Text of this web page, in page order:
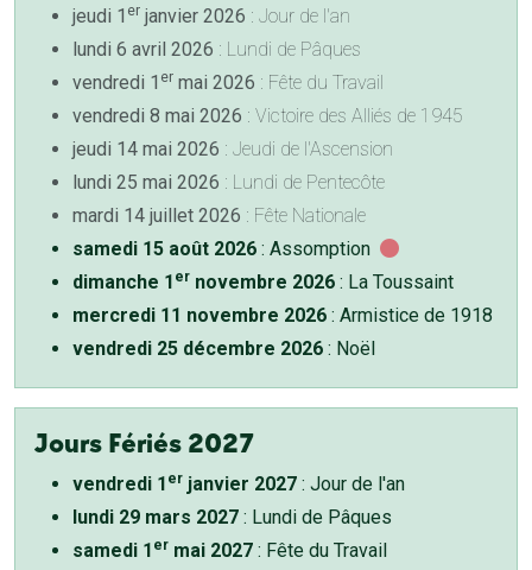
jeudi 1 er janvier 2026 : Jour de l'an
lundi 6 avril 2026 : Lundi de Pâques
vendredi 1 er mai 2026 : Fête du Travail
vendredi 8 mai 2026 : Victoire des Alliés de 1945
jeudi 14 mai 2026 : Jeudi de l'Ascension
lundi 25 mai 2026 : Lundi de Pentecôte
mardi 14 juillet 2026 : Fête Nationale
samedi 15 août 2026 : Assomption
dimanche 1 er novembre 2026 : La Toussaint
mercredi 11 novembre 2026 : Armistice de 1918
vendredi 25 décembre 2026 : Noël
Jours Fériés 2027
vendredi 1 er janvier 2027 : Jour de l'an
lundi 29 mars 2027 : Lundi de Pâques
samedi 1 er mai 2027 : Fête du Travail